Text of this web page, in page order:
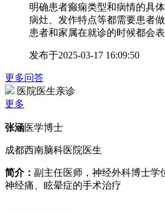
明确患者癫痫类型和病情的具
病灶、发作特点等都需要患者
患者和家属在就诊的时候都会
发布于2025-03-17 16:09:50
更多问答
医院医生亲诊
更多
张涵医学博士
成都西南脑科医院医生
简介： 副主任医师，神经外科博士学
神经痛、眩晕症的手术治疗